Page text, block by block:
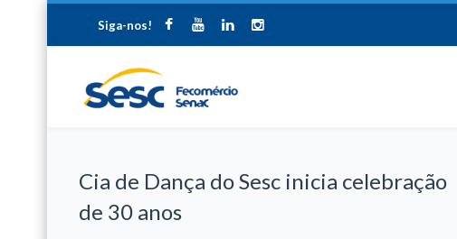
Siga-nos!
Cia de Dança do Sesc inicia celebração
de 30 anos